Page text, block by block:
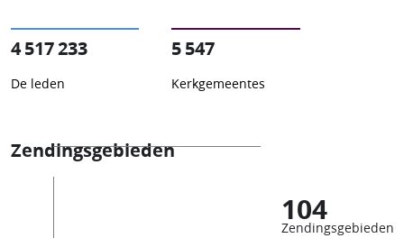
4 517 233
De leden
5 547
Kerkgemeentes
Zendingsgebieden
104
Zendingsgebieden